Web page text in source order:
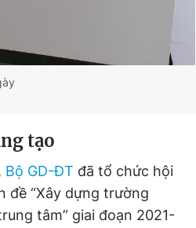
tạo
Bộ GD-ĐT đã tổ chức hội
đề “Xây dựng trường
tâm” giai đoạn 2021-